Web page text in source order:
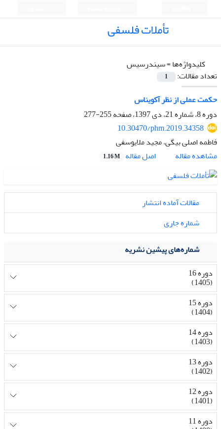
تأملات فلسفی
کلیدواژه‌ها =سیندرسیس
تعداد مقالات:
1
حکمت عملی از نظر آکویناس
دوره 8، شماره 21، دی 1397، صفحه
255-277
10.30470/phm.2019.34358
فاطمه اصلی بیگی، مجید ملایوسفی
مشاهده مقاله
اصل مقاله 1.16 M
مقالات آماده انتشار
شماره جاری
شماره‌های پیشین نشریه
دوره 16
(1405)
دوره 15
(1404)
دوره 14
(1403)
دوره 13
(1402)
دوره 12
(1401)
دوره 11